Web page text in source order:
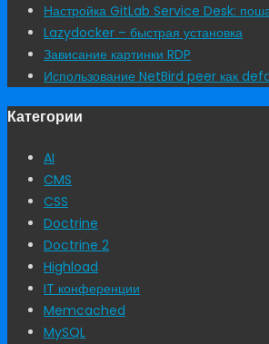
Настройка GitLab Service Desk:
Lazydocker – быстрая установка
Зависание картинки RDP
Использование NetBird peer как
Категории
AI
CMS
CSS
Doctrine
Doctrine 2
Highload
IT конференции
Memcached
MySQL